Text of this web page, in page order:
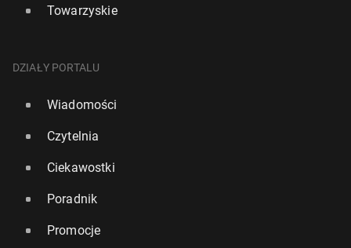
Towarzyskie
DZIAŁY PORTALU
Wiadomości
Czytelnia
Ciekawostki
Poradnik
Promocje